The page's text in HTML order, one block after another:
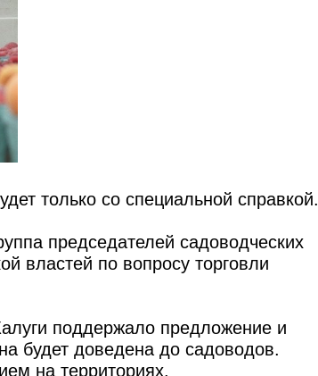
только со специальной справкой.
председателей садоводческих
властей по вопросу торговли
поддержало предложение и
будет доведена до садоводов.
на территориях.